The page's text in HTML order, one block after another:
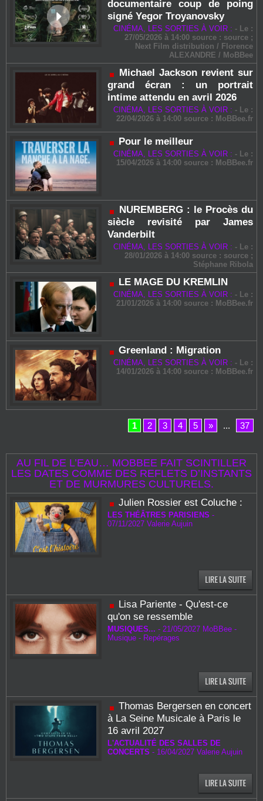
documentaire coup de poing
signé Yegor Troyanovsky
CINÉMA, LES SORTIES À VOIR : - Le :
27/05/2026 à 14:00 source : source ;
Next Film distribution / Florence
ALEXANDRE / MoBBee
Michael Jackson revient sur
grand écran : un portrait
intime attendu en avril 2026
CINÉMA, LES SORTIES À VOIR : - Le :
22/04/2026 à 14:00 source : MoBBee.fr
Pour le meilleur
CINÉMA, LES SORTIES À VOIR : - Le :
15/04/2026 à 14:00 source : MoBBee.fr
NUREMBERG : le Procès du
siècle revisité par James
Vanderbilt
CINÉMA, LES SORTIES À VOIR : -
Le :
28/01/2026 à 14:00 source : source ;
Stéphane Ribola
LE MAGE DU KREMLIN
CINÉMA, LES SORTIES À VOIR : -
Le :
21/01/2026 à 14:00 source : MoBBee.fr
Greenland : Migration
CINÉMA, LES SORTIES À VOIR : - Le :
14/01/2026 à 14:00 source : MoBBee.fr
1 2 3 4 5 » ... 37
AU FIL DE L’EAU… MOBBEE FAIT SCINTILLER
LES DATES COMME DES REFLETS D’INSTANTS
ET DE MURMURES CULTURELS.
Julien Rossier est Coluche :
LES THÉÂTRES PARISIENS -
07/11/2027 Valerie Aujuin
Lisa Pariente - Qu'est-ce
qu'on se ressemble
MUSIQUES... - 21/05/2027 MoBBee -
Musique - Repérages
Thomas Bergersen en concert
à La Seine Musicale à Paris le
16 avril 2027
L'ACTUALITÉ DES SALLES DE
CONCERTS - 16/04/2027 Valerie Aujuin